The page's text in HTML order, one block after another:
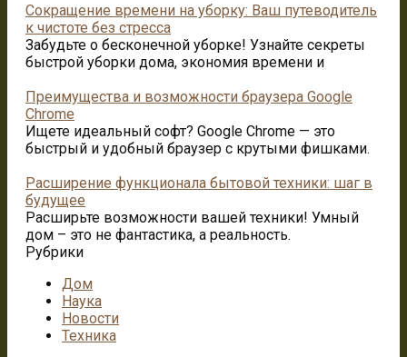
Сокращение времени на уборку: Ваш путеводитель
к чистоте без стресса
Забудьте о бесконечной уборке! Узнайте секреты
быстрой уборки дома, экономия времени и
Преимущества и возможности браузера Google
Chrome
Ищете идеальный софт? Google Chrome — это
быстрый и удобный браузер с крутыми фишками.
Расширение функционала бытовой техники: шаг в
будущее
Расширьте возможности вашей техники! Умный
дом – это не фантастика, а реальность.
Рубрики
Дом
Наука
Новости
Техника